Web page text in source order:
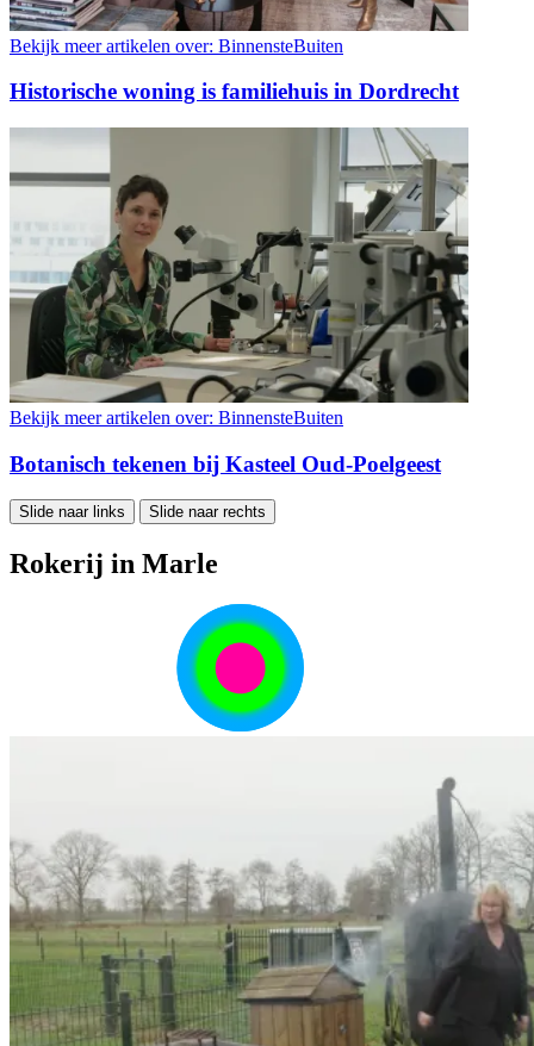
Bekijk meer artikelen over: BinnensteBuiten
Historische woning is familiehuis in Dordrecht
Bekijk meer artikelen over: BinnensteBuiten
Botanisch tekenen bij Kasteel Oud-Poelgeest
Slide naar links Slide naar rechts
Rokerij in Marle